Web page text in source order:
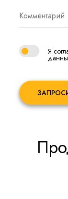
Я